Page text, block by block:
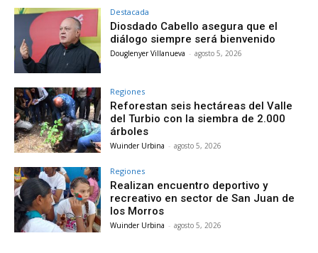
Destacada
Diosdado Cabello asegura que el
diálogo siempre será bienvenido
Douglenyer Villanueva - agosto 5, 2026
Regiones
Reforestan seis hectáreas del Valle
del Turbio con la siembra de 2.000
árboles
Wuinder Urbina - agosto 5, 2026
Regiones
Realizan encuentro deportivo y
recreativo en sector de San Juan de
los Morros
Wuinder Urbina - agosto 5, 2026